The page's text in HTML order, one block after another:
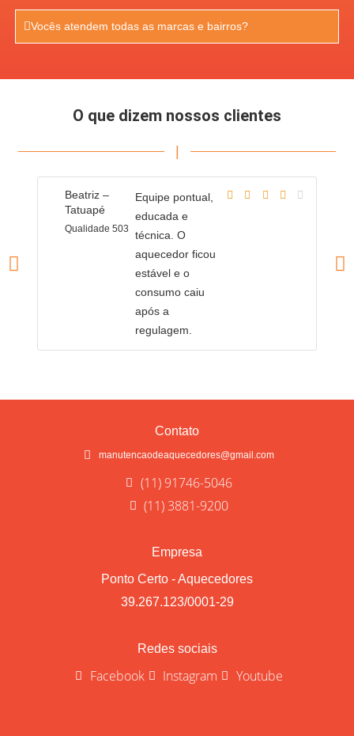
Vocês atendem todas as marcas e bairros?
O que dizem nossos clientes
Beatriz –
Tatuapé
Qualidade 503
Equipe pontual,
educada e
técnica. O
aquecedor ficou
estável e o
consumo caiu
após a
regulagem.
Contato
manutencaodeaquecedores@gmail.com
(11) 91746-5046
(11) 3881-9200
Empresa
Ponto Certo - Aquecedores
39.267.123/0001-29
Redes sociais
Facebook Instagram Youtube